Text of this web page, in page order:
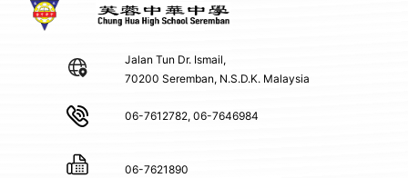
Jalan Tun Dr. Ismail,
70200 Seremban, N.S.D.K. Malaysia
06-7612782, 06-7646984
06-7621890